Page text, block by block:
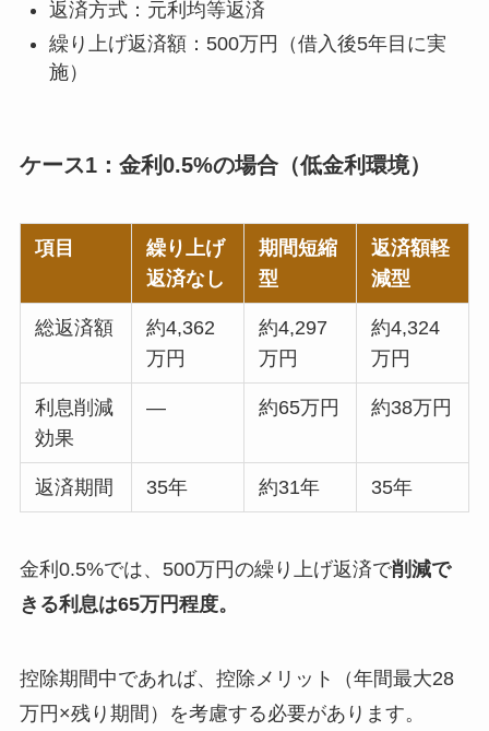
返済方式：元利均等返済
繰り上げ返済額：500万円（借入後5年目に実
施）
ケース1：金利0.5%の場合（低金利環境）
項目
繰り上げ
返済なし
期間短縮
型
返済額軽
減型
総返済額
約4,362
万円
約4,297
万円
約4,324
万円
利息削減
効果
— 約65万円 約38万円
返済期間 35年 約31年 35年
金利0.5%では、500万円の繰り上げ返済で削減で
きる利息は65万円程度。
控除期間中であれば、控除メリット（年間最大28
万円×残り期間）を考慮する必要があります。